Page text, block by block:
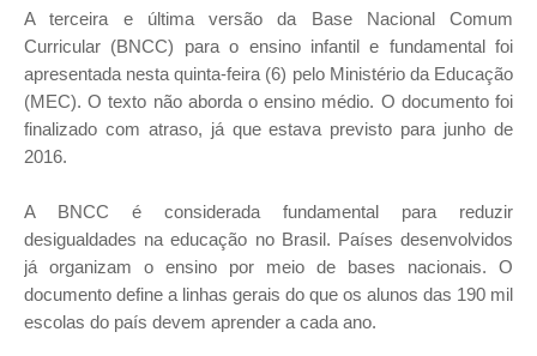
A terceira e última versão da Base Nacional Comum
Curricular (BNCC) para o ensino infantil e fundamental foi
apresentada nesta quinta-feira (6) pelo Ministério da Educação
(MEC). O texto não aborda o ensino médio. O documento foi
finalizado com atraso, já que estava previsto para junho de
2016.
A BNCC é considerada fundamental para reduzir
desigualdades na educação no Brasil. Países desenvolvidos
já organizam o ensino por meio de bases nacionais. O
documento define a linhas gerais do que os alunos das 190 mil
escolas do país devem aprender a cada ano.